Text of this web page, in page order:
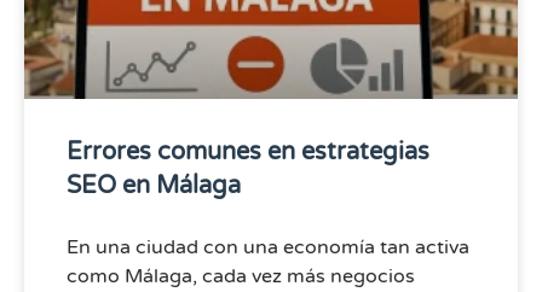
Errores comunes en estrategias
SEO en Málaga
En una ciudad con una economía tan activa
como Málaga, cada vez más negocios